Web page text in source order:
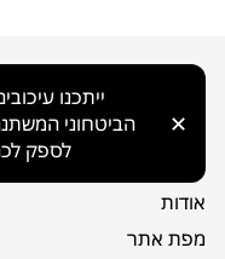
ייתכנו
הביטחוני
לספק
✕
ניווט כללי
בית
קטלוג
אודות
מפת אתר